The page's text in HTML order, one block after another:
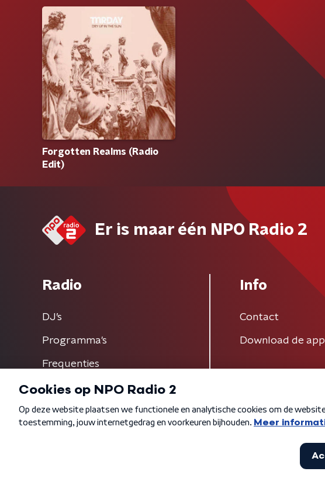
Forgotten Realms (Radio
Edit)
Er is maar één NPO Radio 2
Radio
DJ’s
Programma's
Frequenties
Info
Contact
Download de app
Algemene voorwaarden Privacybeleid